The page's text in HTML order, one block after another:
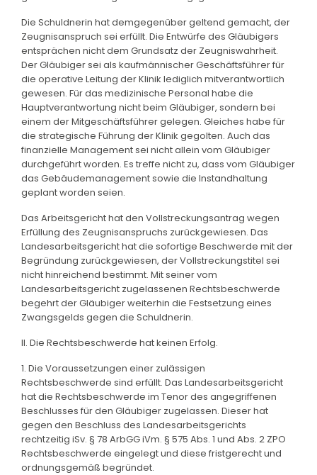
Die Schuldnerin hat demgegenüber geltend gemacht, der
Zeugnisanspruch sei erfüllt. Die Entwürfe des Gläubigers
entsprächen nicht dem Grundsatz der Zeugniswahrheit.
Der Gläubiger sei als kaufmännischer Geschäftsführer für
die operative Leitung der Klinik lediglich mitverantwortlich
gewesen. Für das medizinische Personal habe die
Hauptverantwortung nicht beim Gläubiger, sondern bei
einem der Mitgeschäftsführer gelegen. Gleiches habe für
die strategische Führung der Klinik gegolten. Auch das
finanzielle Management sei nicht allein vom Gläubiger
durchgeführt worden. Es treffe nicht zu, dass vom Gläubiger
das Gebäudemanagement sowie die Instandhaltung
geplant worden seien.
Das Arbeitsgericht hat den Vollstreckungsantrag wegen
Erfüllung des Zeugnisanspruchs zurückgewiesen. Das
Landesarbeitsgericht hat die sofortige Beschwerde mit der
Begründung zurückgewiesen, der Vollstreckungstitel sei
nicht hinreichend bestimmt. Mit seiner vom
Landesarbeitsgericht zugelassenen Rechtsbeschwerde
begehrt der Gläubiger weiterhin die Festsetzung eines
Zwangsgelds gegen die Schuldnerin.
II. Die Rechtsbeschwerde hat keinen Erfolg.
1. Die Voraussetzungen einer zulässigen
Rechtsbeschwerde sind erfüllt. Das Landesarbeitsgericht
hat die Rechtsbeschwerde im Tenor des angegriffenen
Beschlusses für den Gläubiger zugelassen. Dieser hat
gegen den Beschluss des Landesarbeitsgerichts
rechtzeitig iSv. § 78 ArbGG iVm. § 575 Abs. 1 und Abs. 2 ZPO
Rechtsbeschwerde eingelegt und diese fristgerecht und
ordnungsgemäß begründet.